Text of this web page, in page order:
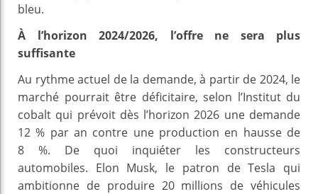
bleu.
À l’horizon 2024/2026, l’offre ne sera plus
suffisante
Au rythme actuel de la demande, à partir de 2024, le
marché pourrait être déficitaire, selon l’Institut du
cobalt qui prévoit dès l’horizon 2026 une demande
12 % par an contre une production en hausse de
8 %. De quoi inquiéter les constructeurs
automobiles. Elon Musk, le patron de Tesla qui
ambitionne de produire 20 millions de véhicules